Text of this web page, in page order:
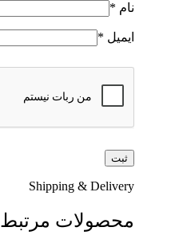
نام *
ایمیل *
Shipping & Delivery
محصولات مرتبط